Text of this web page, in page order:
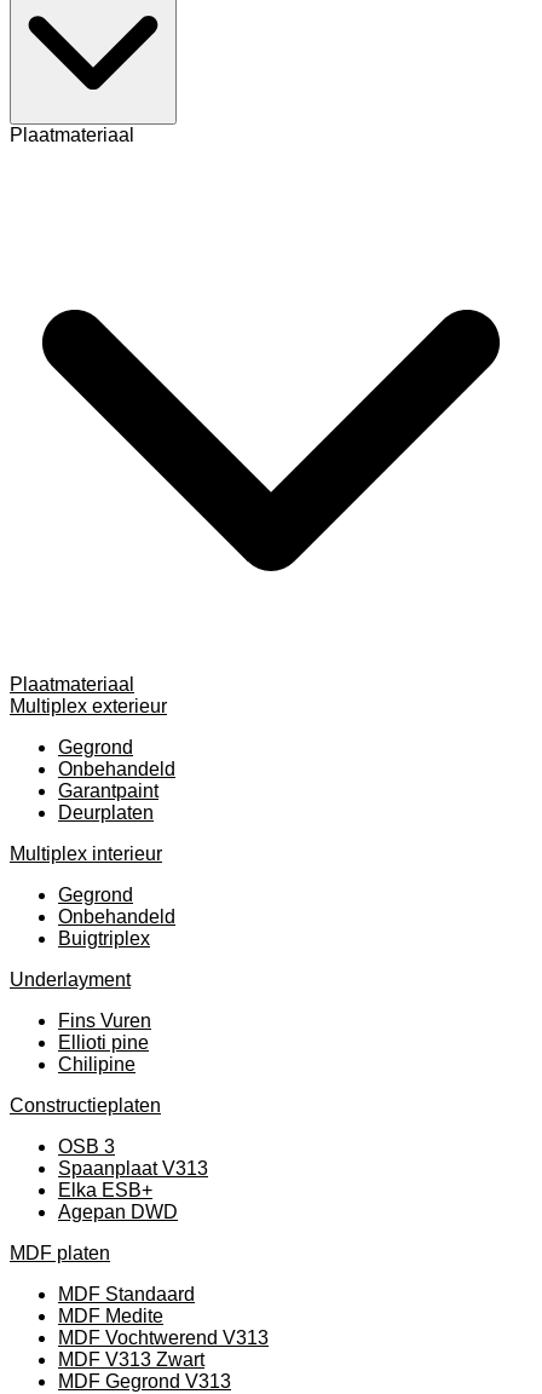
Plaatmateriaal
Plaatmateriaal
Multiplex exterieur
Gegrond
Onbehandeld
Garantpaint
Deurplaten
Multiplex interieur
Gegrond
Onbehandeld
Buigtriplex
Underlayment
Fins Vuren
Ellioti pine
Chilipine
Constructieplaten
OSB 3
Spaanplaat V313
Elka ESB+
Agepan DWD
MDF platen
MDF Standaard
MDF Medite
MDF Vochtwerend V313
MDF V313 Zwart
MDF Gegrond V313